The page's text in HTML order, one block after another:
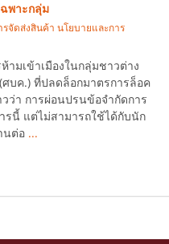
พาะกลุ่ม
รจัดส่งสินค้า นโยบายและการ
ามเข้าเมืองในกลุ่มชาวต่าง
บค.) ที่ปลดล็อกมาตรการล็อค
ว่า การผ่อนปรนข้อจำกัดการ
รนี้ แต่ไม่สามารถใช้ได้กับนัก
นต่อ ...